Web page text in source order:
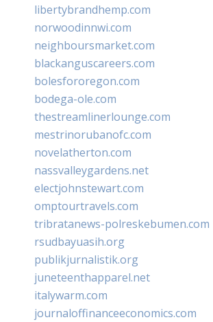
libertybrandhemp.com
norwoodinnwi.com
neighboursmarket.com
blackanguscareers.com
bolesfororegon.com
bodega-ole.com
thestreamlinerlounge.com
mestrinorubanofc.com
novelatherton.com
nassvalleygardens.net
electjohnstewart.com
omptourtravels.com
tribratanews-polreskebumen.com
rsudbayuasih.org
publikjurnalistik.org
juneteenthapparel.net
italywarm.com
journaloffinanceeconomics.com